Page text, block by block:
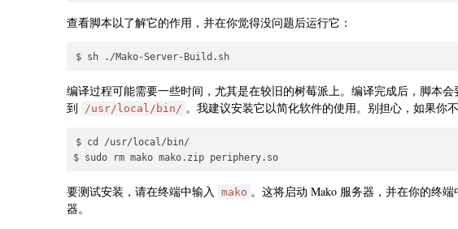
查看脚本以了解它的作用，并在你觉得没问题后运行它：
编译过程可能需要一些时间，尤其是在较旧的树莓派上。编译完成后，脚本会
到
/usr/local/bin/ 。我建议安装它以简化软件的使用。别担心，如果你
$ cd /usr/local/bin/
要测试安装，请在终端中输入 mako 。这将启动 Mako 服务器，并在你的终
器。